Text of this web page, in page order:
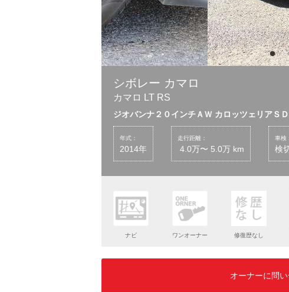
シボレー カマロ
カマロ LT RS
ジオバンナ２０インチＡＷ カロッツェリアＳ
年式：
2014年
走行距離：
4.0万〜 5.0万 km
車検
検
ナビ ワンオーナー 修復歴なし
オーナーに問